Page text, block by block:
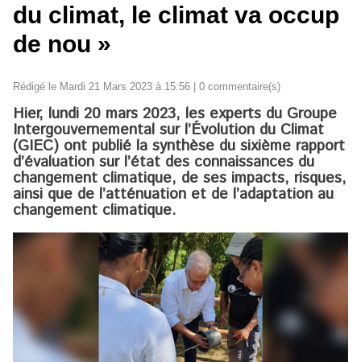
du climat, le climat va occup
de nou »
Rédigé le Mardi 21 Mars 2023 à 15:56 | 0 commentaire(s)
Hier, lundi 20 mars 2023, les experts du Groupe
Intergouvernemental sur l’Évolution du Climat
(GIEC) ont publié la synthèse du sixième rapport
d’évaluation sur l’état des connaissances du
changement climatique, de ses impacts, risques,
ainsi que de l’atténuation et de l’adaptation au
changement climatique.